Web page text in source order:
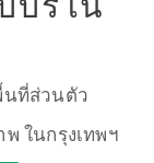
นที่ส่วนตัว
ในกรุงเทพฯ